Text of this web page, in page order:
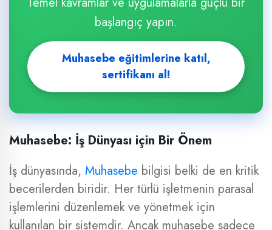
başlangıç yapın.
Muhasebe eğitimlerine katıl,
sertifikanı al!
Muhasebe: İş Dünyası için Bir Önem
İş dünyasında, Muhasebe bilgisi belki de en kritik
becerilerden biridir. Her türlü işletmenin parasal
işlemlerini düzenlemek ve yönetmek için
kullanılan bir sistemdir. Ancak muhasebe sadece